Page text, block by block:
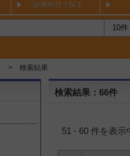
診療科目で探す
検索結果
検索結果：66件
51 - 60 件を表示